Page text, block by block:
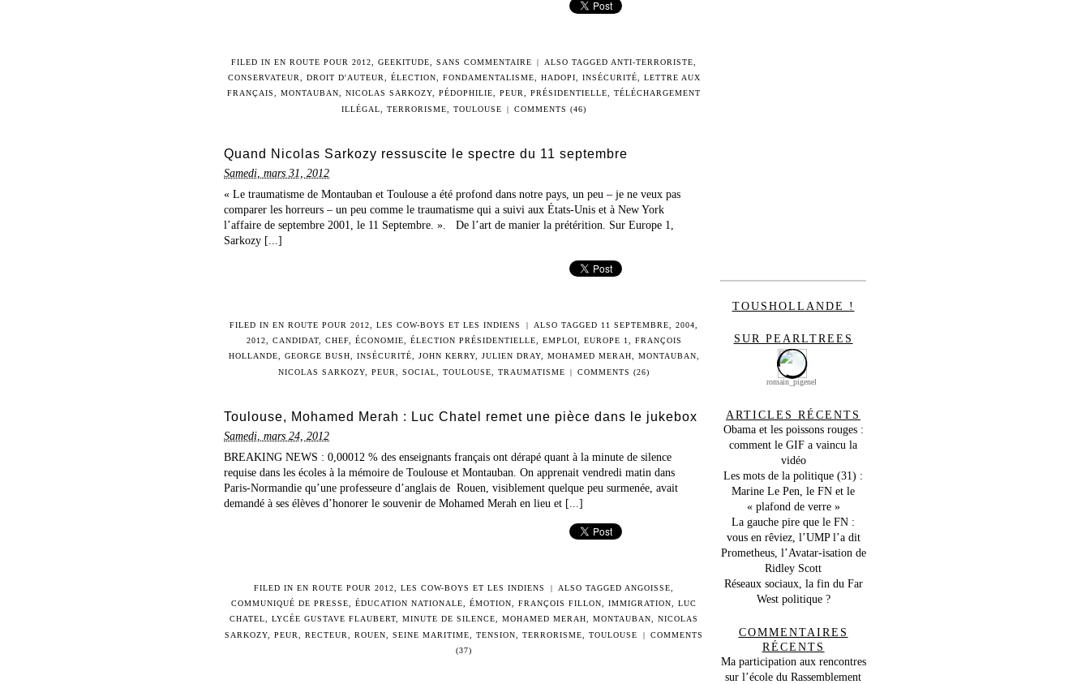
FILED IN EN ROUTE POUR 2012 GEEKITUDE SANS COMMENTAIRE | ALSO TAGGED ANTI-TERRORISTE
CONSERVATEUR
DROIT D'AUTEUR ÉLECTION FONDAMENTALISME HADOPI INSÉCURITÉ
LETTRE AUX
FRANÇAIS
MONTAUBAN NICOLAS SARKOZY PÉDOPHILIE PEUR PRÉSIDENTIELLE
TÉLÉCHARGEMENT
ILLÉGAL
TERRORISME TOULOUSE | COMMENTS (46)
Quand Nicolas Sarkozy ressuscite le spectre du 11 septembre
Samedi, mars 31, 2012
« Le traumatisme de Montauban et Toulouse a été profond dans notre pays, un peu – je ne veux pas
comparer les horreurs – un peu comme le traumatisme qui a suivi aux États-Unis et à New York
l’affaire de septembre 2001, le 11 Septembre. ». De l’art de manier la prétérition. Sur Europe 1,
Sarkozy [...]
FILED INEN ROUTE POUR 2012 ,LES COW-BOYS ET LES INDIENS | ALSO TAGGED 11 SEPTEMBRE 2004
2012
CANDIDAT, CHEF, ÉCONOMIE ÉLECTION PRÉSIDENTIELLE EMPLOI EUROPE 1
FRANÇOIS
HOLLANDE
GEORGE BUSH INSÉCURITÉ JOHN KERRY, JULIEN DRAY, MOHAMED MERAH MONTAUBAN
NICOLAS SARKOZY, PEUR SOCIAL TOULOUSE TRAUMATISME | COMMENTS (26)
Toulouse, Mohamed Merah : Luc Chatel remet une pièce dans le jukebox
Samedi, mars 24, 2012
BREAKING NEWS : 0,00012 % des enseignants français ont dérapé quant à la minute de silence
requise dans les écoles à la mémoire de Toulouse et Montauban. On apprenait vendredi matin dans
Paris-Normandie qu’une professeure d’anglais de Rouen, visiblement quelque peu surmenée, avait
demandé à ses élèves d’honorer le souvenir de Mohamed Merah en lieu et [...]
FILED INEN ROUTE POUR 2012 ,LES COW-BOYS ET LES INDIENS | ALSO TAGGED ANGOISSE
COMMUNIQUÉ DE PRESSE
ÉDUCATION NATIONALE ÉMOTION FRANÇOIS FILLON IMMIGRATION
LUC
CHATEL
LYCÉE GUSTAVE FLAUBERT MINUTE DE SILENCE MOHAMED MERAH MONTAUBAN
NICOLAS
SARKOZY ,PEUR ,RECTEUR ,ROUEN ,SEINE MARITIME ,TENSION ,TERRORISME ,TOULOUSE |
COMMENTS
(37)
TOUSHOLLANDE !
SUR PEARLTREES
romain_pigenel
ARTICLES RÉCENTS
Obama et les poissons rouges :
comment le GIF a vaincu la
vidéo
Les mots de la politique (31) :
Marine Le Pen, le FN et le
« plafond de verre »
La gauche pire que le FN :
vous en rêviez, l’UMP l’a dit
Prometheus, l’Avatar-isation de
Ridley Scott
Réseaux sociaux, la fin du Far
West politique ?
COMMENTAIRES
RÉCENTS
Ma participation aux rencontres
sur l’école du Rassemblement